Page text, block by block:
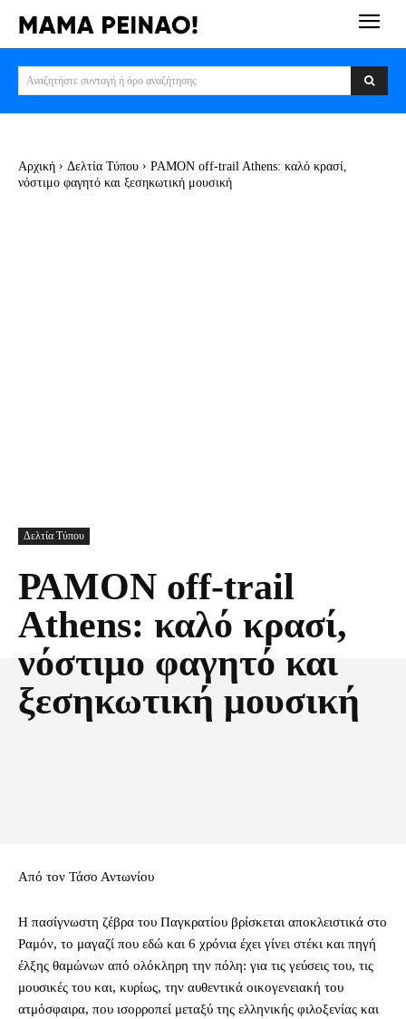
Αναζητήστε συνταγή ή όρο αναζήτησης
Αρχική Δελτία Τύπου
ΡΑΜΟΝ off-trail Athens: καλό κρασί,
νόστιμο φαγητό και ξεσηκωτική μουσική
Δελτία Τύπου
ΡΑΜΟΝ off-trail
Athens: καλό κρασί,
νόστιμο φαγητό και
ξεσηκωτική μουσική
Από τον Τάσο Αντωνίου
Η πασίγνωστη ζέβρα του Παγκρατίου βρίσκεται αποκλειστικά στο
Ραμόν, το μαγαζί που εδώ και 6 χρόνια έχει γίνει στέκι και πηγή
έλξης θαμώνων από ολόκληρη την πόλη: για τις γεύσεις του, τις
μουσικές του και, κυρίως, την αυθεντικά οικογενειακή του
ατμόσφαιρα, που ισορροπεί μεταξύ της ελληνικής φιλοξενίας και